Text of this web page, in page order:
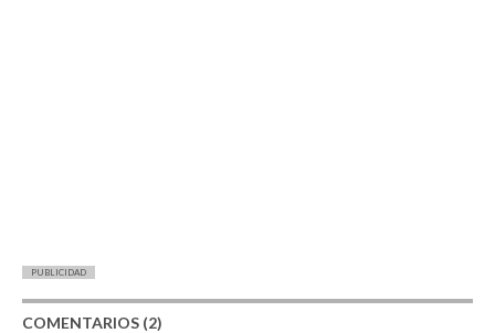
PUBLICIDAD
COMENTARIOS (2)